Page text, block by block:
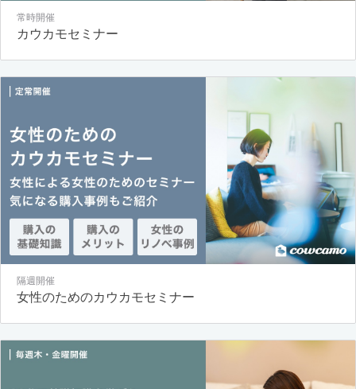
常時開催
カウカモセミナー
隔週開催
女性のためのカウカモセミナー